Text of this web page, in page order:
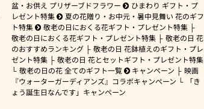
盆・お供え プリザーブドフラワー
ひまわり ギフト・プ
レゼント特集
夏の花贈り・お中元・暑中見舞い 花のギフ
ト特集
敬老の日におくる花ギフト・プレゼント特集
敬老の日におくる花ギフト・プレゼント特集
敬老の日 花
のおすすめランキング
敬老の日 花鉢植えのギフト・プレ
ゼント特集
敬老の日 花とセットギフト・プレゼント特集
敬老の日の花 全てのギフト一覧
キャンペーン
映画
『ウォーターガーディアンズ』コラボキャンペーン
「き
ょう誕生日なんです」キャンペーン